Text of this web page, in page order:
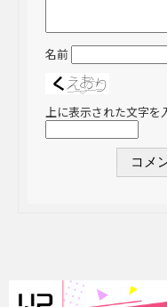
名前
上に表示された文字を